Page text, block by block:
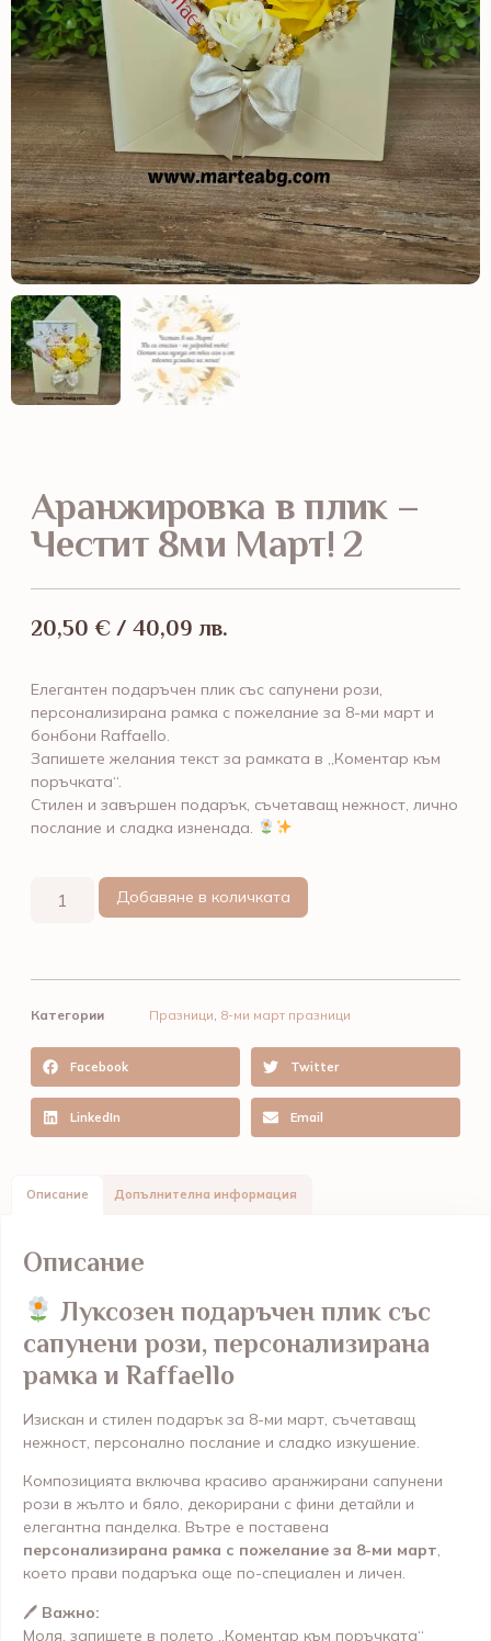
Аранжировка в плик –
Честит 8ми Март! 2
20,50 € / 40,09 лв.
Елегантен подаръчен плик със сапунени рози,
персонализирана рамка с пожелание за 8-ми март и
бонбони Raffaello.
Запишете желания текст за рамката в „Коментар към
поръчката“.
Стилен и завършен подарък, съчетаващ нежност, лично
послание и сладка изненада.
Добавяне в количката
Категории Празници, 8-ми март празници
Facebook Twitter
LinkedIn Email
Описание Допълнителна информация
Описание
Луксозен подаръчен плик със
сапунени рози, персонализирана
рамка и Raffaello
Изискан и стилен подарък за 8-ми март, съчетаващ
нежност, персонално послание и сладко изкушение.
Композицията включва красиво аранжирани сапунени
рози в жълто и бяло, декорирани с фини детайли и
елегантна панделка. Вътре е поставена
персонализирана рамка с пожелание за 8-ми март,
което прави подаръка още по-специален и личен.
🖊 Важно:
Моля, запишете в полето „Коментар към поръчката“